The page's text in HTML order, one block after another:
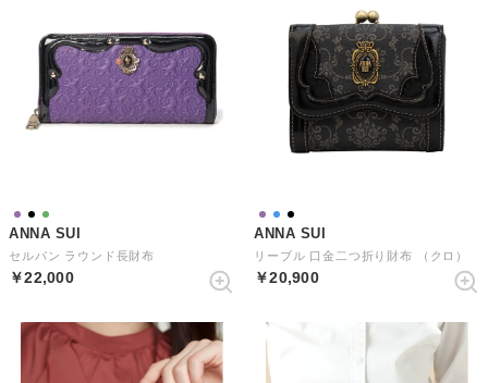
ANNA SUI
セルパン ラウンド長財布
￥22,000
ANNA SUI
リーブル 口金二つ折り財布 （クロ）
￥20,900